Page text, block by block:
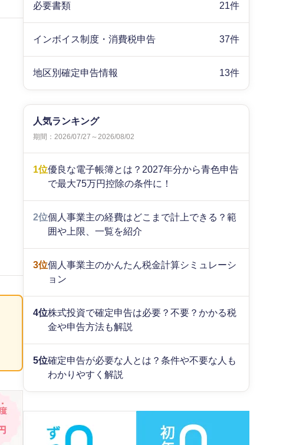
必要書類 21件
インボイス制度・消費税申告 37件
地区別確定申告情報 13件
人気ランキング
期間：2026/07/27～2026/08/02
1位優良な電子帳簿とは？2027年分から青色申告
で最大75万円控除の条件に！
2位個人事業主の経費はどこまで計上できる？範
囲や上限、一覧を紹介
3位個人事業主のかんたん税金計算シミュレーシ
ョン
4位株式投資で確定申告は必要？不要？かかる税
金や申告方法も解説
5位確定申告が必要な人とは？条件や不要な人も
わかりやすく解説